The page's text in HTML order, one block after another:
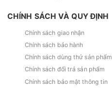
CHÍNH SÁCH VÀ QUY ĐỊNH
Chính sách giao nhận
Chính sách bảo hành
Chính sách dùng thử sản phẩm
Chính sách đổi trả sản phẩm
Chính sách bảo mật thông tin